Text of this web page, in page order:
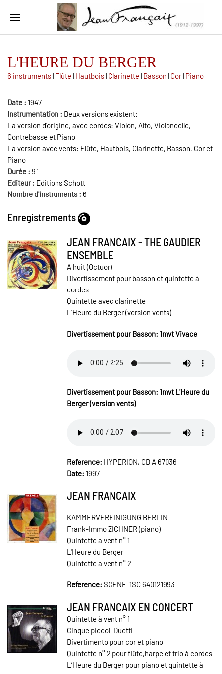
L'HEURE DU BERGER
6 instruments| Flûte | Hautbois| Clarinette | Basson | Cor| Piano
Date : 1947
Instrumentation : Deux versions existent:
La version d'origine, avec cordes: Violon, Alto, Violoncelle,
Contrebasse et Piano
La version avec vents: Flûte, Hautbois, Clarinette, Basson, Cor et
Piano
Durée : 9 '
Editeur : Editions Schott
Nombre d'instruments : 6
Enregistrements
JEAN FRANCAIX - THE GAUDIER
ENSEMBLE
A huit (Octuor)
Divertissement pour basson et quintette à
cordes
Quintette avec clarinette
L’Heure du Berger (version vents)
Divertissement pour Basson: 1mvt Vivace
Divertissement pour Basson: 1mvtL'Heure du
Berger (version vents)
Reference: HYPERION, CD A 67036
Date: 1997
JEAN FRANCAIX
KAMMERVEREINIGUNG BERLIN
Frank-Immo ZICHNER (piano)
Quintette a vent n° 1
L'Heure du Berger
Quintette a vent n° 2
Reference: SCENE-1SC 640121993
JEAN FRANCAIX EN CONCERT
Quintette à vent n° 1
Cinque piccoli Duetti
Divertimento pour cor et piano
Quintette n° 2 pour flûte,harpe et trio à cordes
L’Heure du Berger pour piano et quintette à